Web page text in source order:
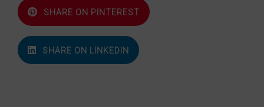
SHARE ON PINTEREST
SHARE ON LINKEDIN